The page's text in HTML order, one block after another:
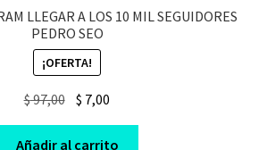
LLEGAR A LOS 10 MIL SEGUIDORES
PEDRO SEO
¡OFERTA!
$97,00 Original
was:
$ 7,00
is:
Añadir al carrito